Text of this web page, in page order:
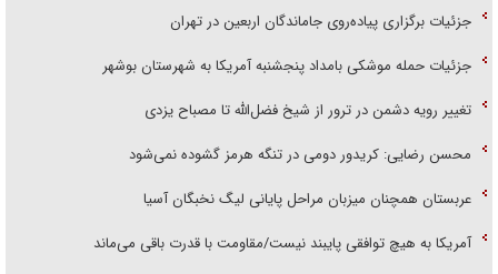
جزئیات برگزاری پیاده‌روی جاماندگان اربعین در تهران
جزئیات حمله موشکی بامداد پنجشنبه آمریکا به شهرستان بوشهر
تغییر رویه دشمن در ترور از شیخ فضل‌الله تا مصباح یزدی
محسن رضایی: کریدور دومی در تنگه هرمز گشوده نمی‌شود
عربستان همچنان میزبان مراحل پایانی لیگ نخبگان آسیا
آمریکا به هیچ توافقی پایبند نیست/مقاومت با قدرت باقی می‌ماند